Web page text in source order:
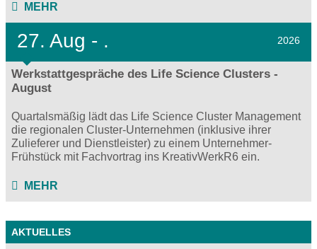
MEHR
27. Aug - . 2026
Werkstattgespräche des Life Science Clusters -
August
Quartalsmäßig lädt das Life Science Cluster Management
die regionalen Cluster-Unternehmen (inklusive ihrer
Zulieferer und Dienstleister) zu einem Unternehmer-
Frühstück mit Fachvortrag ins KreativWerkR6 ein.
MEHR
AKTUELLES